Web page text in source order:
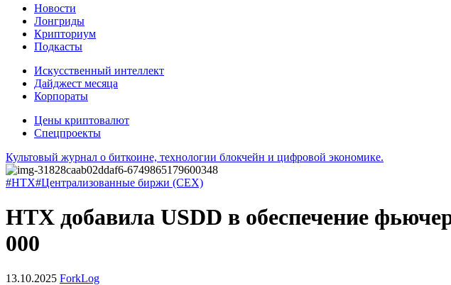
Новости
Лонгриды
Крипториум
Подкасты
Искусственный интеллект
Дайджест месяца
Корпораты
Цены криптовалют
Спецпроекты
Культовый журнал о биткоине, технологии блокчейн и цифровой экономике.
#HTX#Централизованные биржи (CEX)
HTX добавила USDD в обеспечение
000
13.10.2025 ForkLog